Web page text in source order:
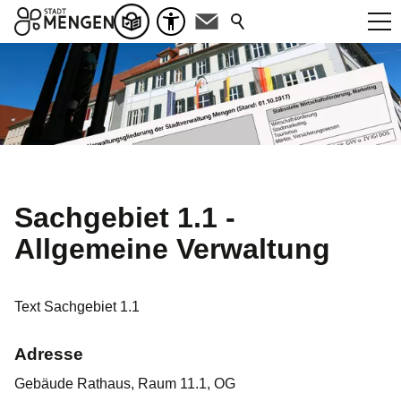
Sachgebiet 1.1 -
Allgemeine Verwaltung
Text Sachgebiet 1.1
Adresse
Gebäude Rathaus, Raum 11.1, OG